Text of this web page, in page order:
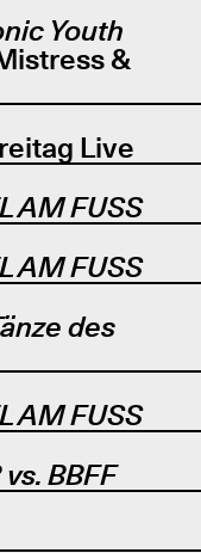
Youth
&
Live
AM FUSS
AM FUSS
des
AM FUSS
vs. BBFF